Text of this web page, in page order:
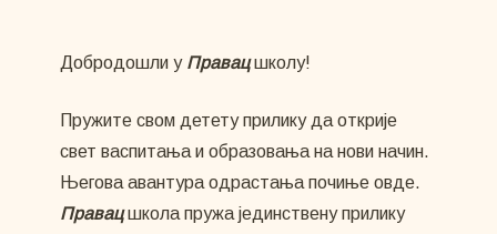
Добродошли у Правацшколу!
Пружите свом детету прилику да открије
свет васпитања и образовања на нови начин.
Његова авантура одрастања почиње овде.
Правацшкола пружа јединствену прилику